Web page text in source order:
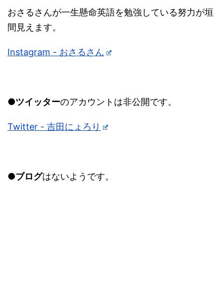
おさるさんが一生懸命英語を勉強している努力が垣
間見えます。
Instagram - おさるさん
●ツイッターのアカウントは非公開です。
Twitter - 吉田にょろり
●ブログはないようです。